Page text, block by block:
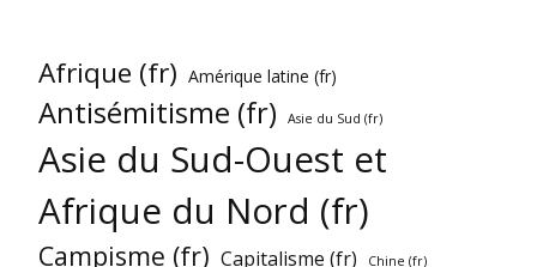
Afrique (fr) Amérique latine (fr)
Antisémitisme (fr) Asie du Sud (fr)
Asie du Sud-Ouest et
Afrique du Nord (fr)
Campisme (fr) Capitalisme (fr) Chine (fr)